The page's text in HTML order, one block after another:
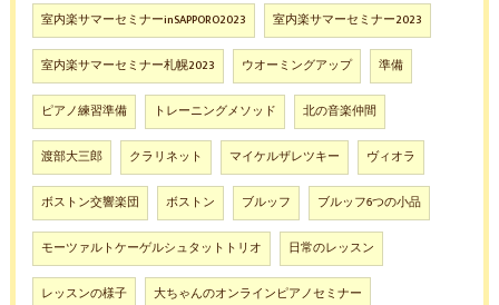
室内楽サマーセミナーinSAPPORO2023 室内楽サマーセミナー2023
室内楽サマーセミナー札幌2023 ウオーミングアップ 準備
ピアノ練習準備 トレーニングメソッド 北の音楽仲間
渡部大三郎 クラリネット マイケルザレツキー ヴィオラ
ボストン交響楽団 ボストン ブルッフ ブルッフ6つの小品
モーツァルトケーゲルシュタットトリオ 日常のレッスン
レッスンの様子 大ちゃんのオンラインピアノセミナー